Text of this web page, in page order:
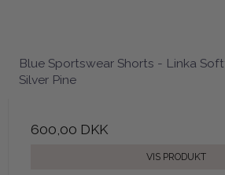
Blue Sportswear Shorts - Linka
Silver Pine
600,00 DKK
VIS PRODUKT